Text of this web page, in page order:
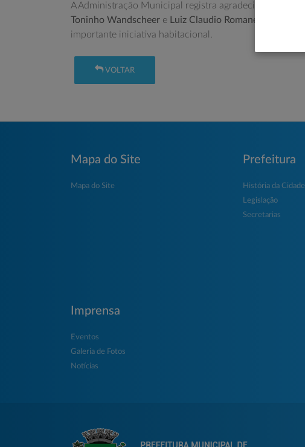
A Administração Municipal registra agradecimento ao
Toninho Wandscheer e Luiz Claudio Romanelli
importante iniciativa habitacional.
VOLTAR
Mapa do Site
Mapa do Site
Prefeitura
História da Cidade
Legislação
Secretarias
Imprensa
Eventos
Galeria de Fotos
Notícias